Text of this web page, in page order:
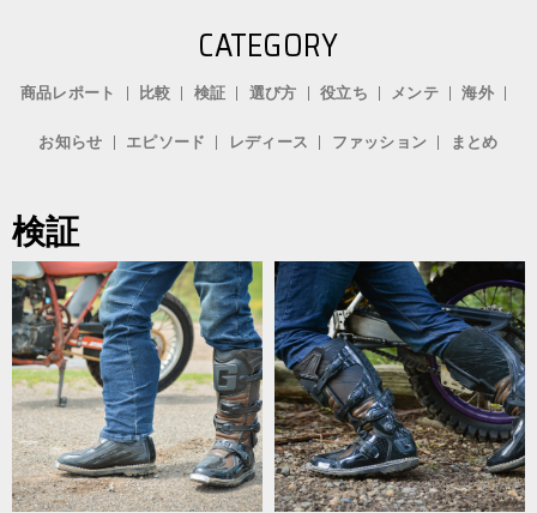
CATEGORY
商品レポート 比較 検証 選び方 役立ち メンテ
海外
お知らせ
エピソード レディース ファッション まとめ
検証